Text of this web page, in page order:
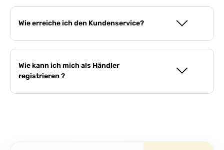
Wie erreiche ich den Kundenservice?
Wie kann ich mich als Händler
registrieren ?